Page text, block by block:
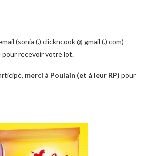
(sonia (.) clickncook @ gmail (.) com)
recevoir votre lot.
merci à Poulain (et à leur RP) pour